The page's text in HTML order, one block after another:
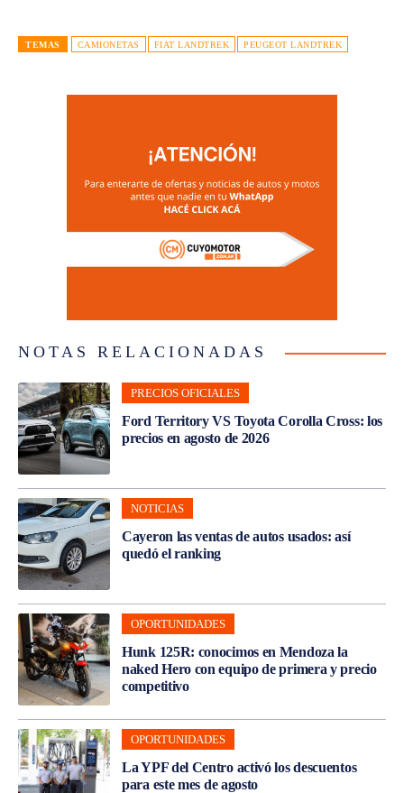
TEMAS CAMIONETAS FIAT LANDTREK PEUGEOT LANDTREK
NOTAS RELACIONADAS
PRECIOS OFICIALES
Ford Territory VS Toyota Corolla Cross: los
precios en agosto de 2026
NOTICIAS
Cayeron las ventas de autos usados: así
quedó el ranking
OPORTUNIDADES
Hunk 125R: conocimos en Mendoza la
naked Hero con equipo de primera y precio
competitivo
OPORTUNIDADES
La YPF del Centro activó los descuentos
para este mes de agosto